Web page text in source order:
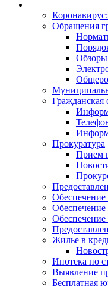
Обращения
Обзоры
Гражданская
Прокуратура
Прием
Обеспечение
Жилье в
Ипотека по
Выявление
Бесплатная